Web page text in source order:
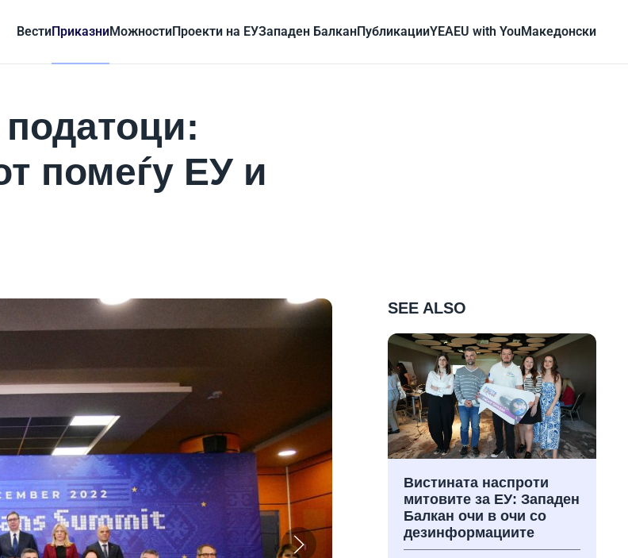
ВестиПриказниМожностиПроекти на ЕУЗападен БалканПубликацииYEAEU with YouMакедонски
помеѓу ЕУ и
SEE ALSO
Вистината наспроти
митовите за ЕУ: Западен
Балкан очи в очи со
дезинформациите